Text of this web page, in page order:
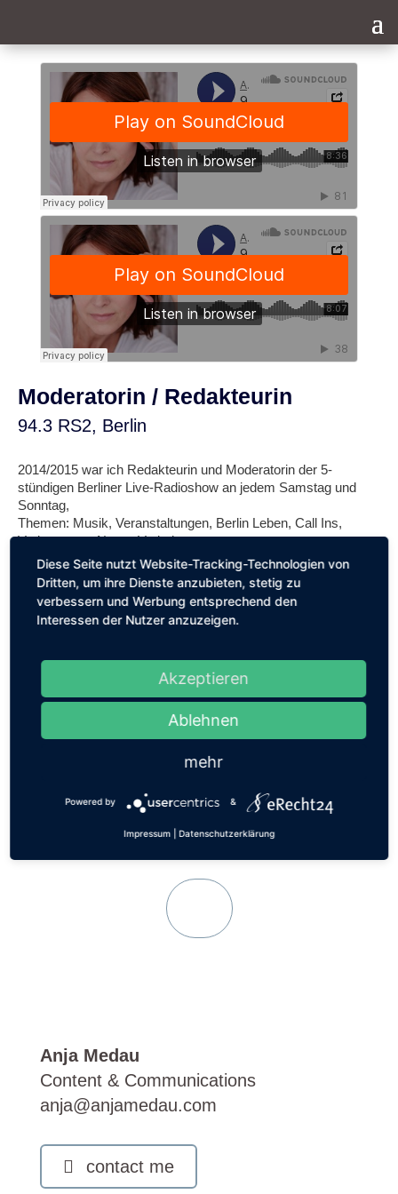
Moderatorin / Redakteurin
94.3 RS2, Berlin
2014/2015 war ich Redakteurin und Moderatorin der 5-
stündigen Berliner Live-Radioshow an jedem Samstag und
Sonntag,
Themen: Musik, Veranstaltungen, Berlin Leben, Call Ins,
Verlosungen, News, Verkehr
Ausserdem Springer der Nachmittagsshow.
Anja Medau
Content & Communications
anja@anjamedau.com
contact me
Diese Seite nutzt Website-Tracking-Technologien von
Dritten, um ihre Dienste anzubieten, stetig zu
verbessern und Werbung entsprechend den
Interessen der Nutzer anzuzeigen.
Akzeptieren
Ablehnen
mehr
Powered by &
Impressum Datenschutzerklärung